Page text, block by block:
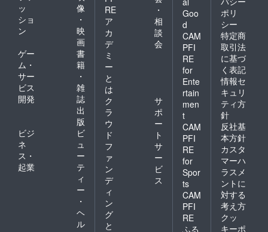
重量 :
約230g
※モニ
ター環
境によ
り実際
の商品
の色合
いと異
なって
見える
場合が
ありま
す。 ※
製造状
況によ
り出荷
時期が
遅れる
場合、
早急に
ご連絡
致しま
ッ
ショ
ン
像
・
映
画
ゲー
ム・
サー
ビス
開発
書
籍
・
雑
誌
出
版
ビジ
ネ
ス・
起業
ビ
ュ
ー
テ
ィ
ー
・
ヘ
ル
RE
ア
カ
デ
ミ
ー
と
は
・
相
談
会
ク
ラ
ウ
ド
フ
ァ
ン
デ
ィ
ン
グ
と
サ
ポ
ー
ト
サ
ー
ビ
ス
Goo
d
CAM
PFI
RE
for
Ente
rtain
men
t
CAM
PFI
RE
for
Spor
ts
CAM
PFI
RE
ふる
ポリ
シー
特定商
取引法
に基づ
く表記
情報セ
キュリ
ティ方
針
反社基
本方針
カスタ
マーハ
ラスメ
ントに
対する
考え方
クッ
キーポ